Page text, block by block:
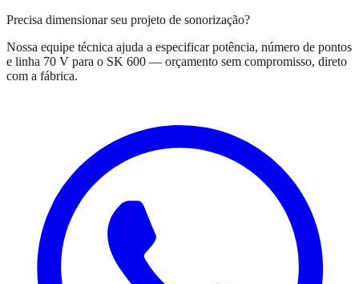
Precisa dimensionar seu projeto de sonorização?
Nossa equipe técnica ajuda a especificar potência, número de pontos
e linha 70 V para o SK 600 — orçamento sem compromisso, direto
com a fábrica.